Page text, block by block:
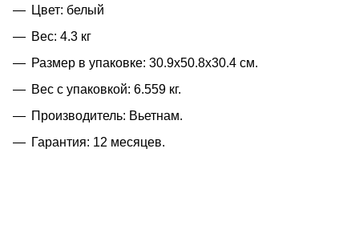
Цвет: белый
Вес: 4.3 кг
Размер в упаковке: 30.9x50.8x30.4 см.
Вес с упаковкой: 6.559 кг.
Производитель: Вьетнам.
Гарантия: 12 месяцев.